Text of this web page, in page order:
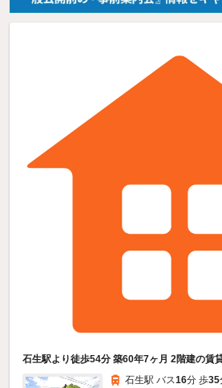
石生駅より徒歩54分 築60年7ヶ月 2階建の賃
石生駅 バス16分 歩35